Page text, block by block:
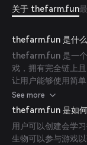
关于 thefarm.fun
thefarm.fun 是什么
thefarm.fun 是一
戏，拥有完全链上
让用户能够使用简
理，实现跨多个
See more
thefarm.fun 是如何
用户可以创建会学
生物可以参与游戏